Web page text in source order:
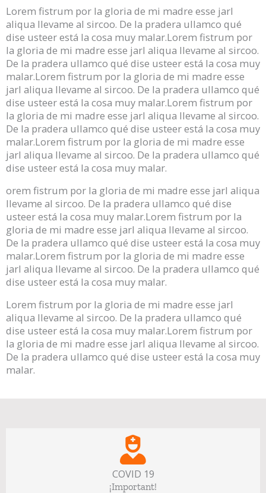
Lorem fistrum por la gloria de mi madre esse jarl
aliqua llevame al sircoo. De la pradera ullamco qué
dise usteer está la cosa muy malar.Lorem fistrum por
la gloria de mi madre esse jarl aliqua llevame al sircoo.
De la pradera ullamco qué dise usteer está la cosa muy
malar.Lorem fistrum por la gloria de mi madre esse
jarl aliqua llevame al sircoo. De la pradera ullamco qué
dise usteer está la cosa muy malar.Lorem fistrum por
la gloria de mi madre esse jarl aliqua llevame al sircoo.
De la pradera ullamco qué dise usteer está la cosa muy
malar.Lorem fistrum por la gloria de mi madre esse
jarl aliqua llevame al sircoo. De la pradera ullamco qué
dise usteer está la cosa muy malar.
orem fistrum por la gloria de mi madre esse jarl aliqua
llevame al sircoo. De la pradera ullamco qué dise
usteer está la cosa muy malar.Lorem fistrum por la
gloria de mi madre esse jarl aliqua llevame al sircoo.
De la pradera ullamco qué dise usteer está la cosa muy
malar.Lorem fistrum por la gloria de mi madre esse
jarl aliqua llevame al sircoo. De la pradera ullamco qué
dise usteer está la cosa muy malar.
Lorem fistrum por la gloria de mi madre esse jarl
aliqua llevame al sircoo. De la pradera ullamco qué
dise usteer está la cosa muy malar.Lorem fistrum por
la gloria de mi madre esse jarl aliqua llevame al sircoo.
De la pradera ullamco qué dise usteer está la cosa muy
malar.
COVID 19
¡Important!